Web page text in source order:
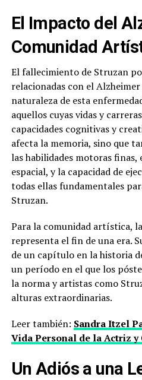
El Impacto del
Comunidad
El fallecimiento de Struzan
relacionadas con el
naturaleza de esta
aquellos cuyas vidas y
capacidades cognitivas y
afecta la memoria, sino que
las habilidades motoras
espacial, y la capacidad de
todas ellas fundamentales
Struzan.
Para la comunidad artística,
representa el fin de una era.
de un capítulo en la historia
un período en el que los
la norma y artistas como
alturas extraordinarias.
Leer también: Sandra Itzel
Vida Personal de la Actriz y
Un Adiós a una